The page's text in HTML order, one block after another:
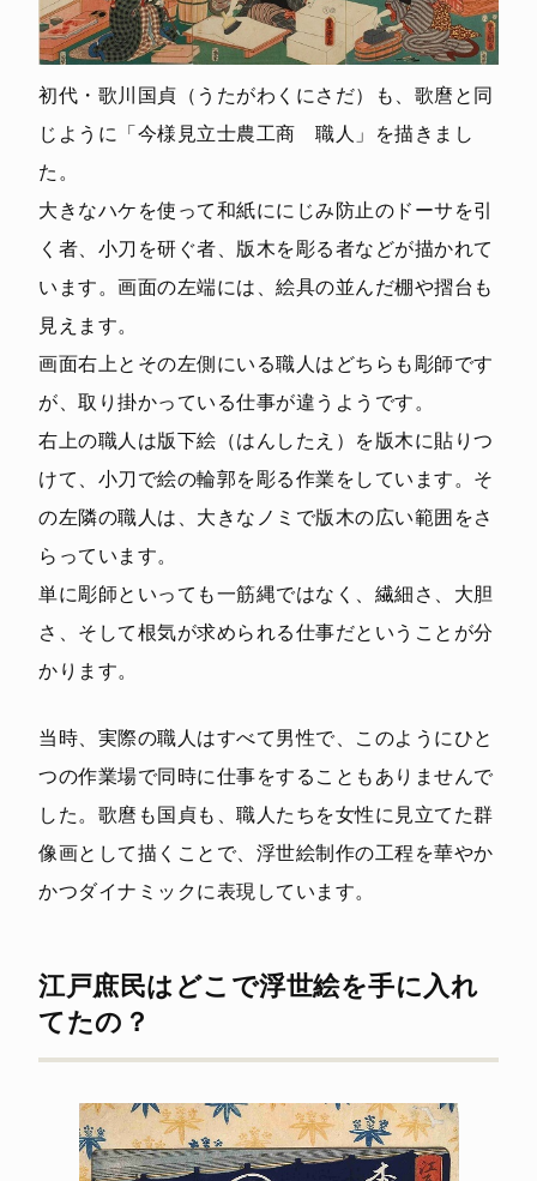
初代・歌川国貞（うたがわくにさだ）も、歌麿と同
じように「今様見立士農工商 職人」を描きまし
た。
大きなハケを使って和紙ににじみ防止のドーサを引
く者、小刀を研ぐ者、版木を彫る者などが描かれて
います。画面の左端には、絵具の並んだ棚や摺台も
見えます。
画面右上とその左側にいる職人はどちらも彫師です
が、取り掛かっている仕事が違うようです。
右上の職人は版下絵（はんしたえ）を版木に貼りつ
けて、小刀で絵の輪郭を彫る作業をしています。そ
の左隣の職人は、大きなノミで版木の広い範囲をさ
らっています。
単に彫師といっても一筋縄ではなく、繊細さ、大胆
さ、そして根気が求められる仕事だということが分
かります。
当時、実際の職人はすべて男性で、このようにひと
つの作業場で同時に仕事をすることもありませんで
した。歌麿も国貞も、職人たちを女性に見立てた群
像画として描くことで、浮世絵制作の工程を華やか
かつダイナミックに表現しています。
江戸庶民はどこで浮世絵を手に入れ
てたの？